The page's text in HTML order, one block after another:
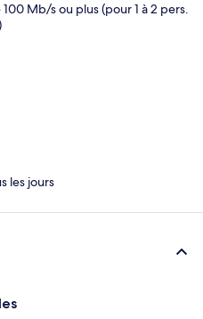
Mb/s ou plus (pour 1 à 2 pers.
les jours